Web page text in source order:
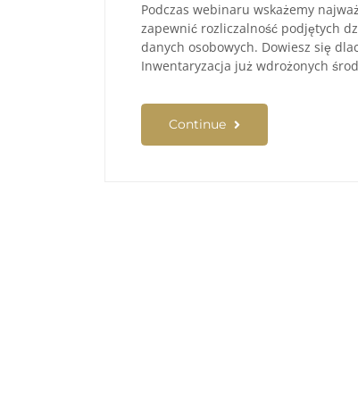
Podczas webinaru wskażemy
zapewnić rozliczalność podjętych
danych osobowych. Dowiesz się
Inwentaryzacja już wdrożonych
Continue